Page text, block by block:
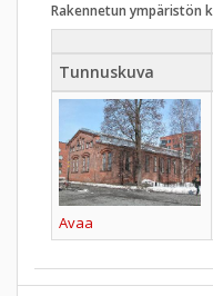
Rakennetun ympäristön
Tunnuskuva
Avaa